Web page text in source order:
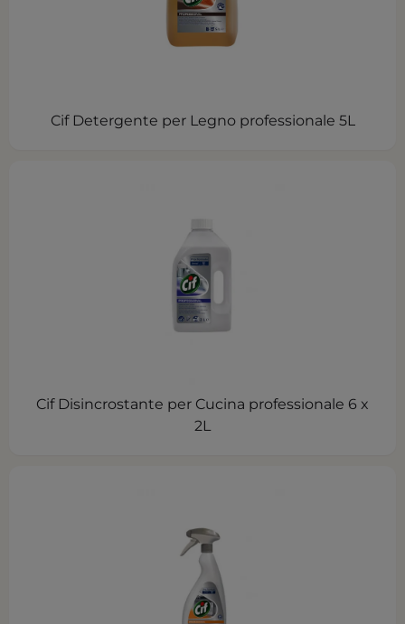
Cif Detergente per Legno professionale 5L
Cif Disincrostante per Cucina professionale 6 x
2L